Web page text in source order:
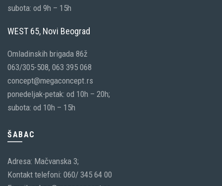
subota: od 9h – 15h
WEST 65, Novi Beograd
Omladinskih brigada 86ž
063/305-508, 063 395 068
concept@megaconcept.rs
ponedeljak-petak: od 10h – 20h;
subota: od 10h – 15h
ŠABAC
Adresa: Mačvanska 3;
Kontakt telefoni: 060/ 345 64 00